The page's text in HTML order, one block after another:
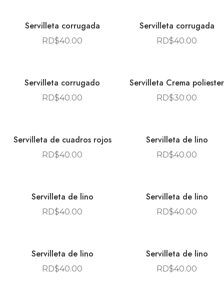
Servilleta corrugada
RD$40.00
Servilleta corrugada
RD$40.00
Servilleta corrugado
RD$40.00
Servilleta Crema poliester
RD$30.00
Servilleta de cuadros rojos
RD$40.00
Servilleta de lino
RD$40.00
Servilleta de lino
RD$40.00
Servilleta de lino
RD$40.00
Servilleta de lino
RD$40.00
Servilleta de lino
RD$40.00